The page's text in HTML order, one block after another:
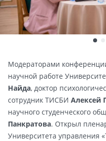
Модераторами
научной работе
Найда, доктор
сотрудник ТИСБИ Алексей
научного студенческого
Панкратова. Открыл
Университета управления